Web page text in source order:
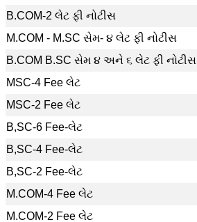
B.COM-2 લેટ ફી નોટીસ
M.COM - M.SC સેમ- ૪ લેટ ફી નોટીસ
B.COM B.SC સેમ ૪ અને ૬ લેટ ફી નોટીસ
MSC-4 Fee લેટ
MSC-2 Fee લેટ
B,SC-6 Fee-લેટ
B,SC-4 Fee-લેટ
B,SC-2 Fee-લેટ
M.COM-4 Fee લેટ
M.COM-2 Fee લેટ